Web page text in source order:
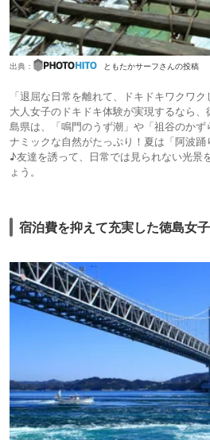
出典： ともたかサーフさんの投稿
「退屈な日常を離れて、ドキドキワクワ
大人女子のドキドキ体験が実現するなら
島県は、「鳴門のうず潮」や「祖谷のか
ナミックな自然がたっぷり！夏は「阿波
♪友達を誘って、日常では見られない光景
ょう。
宿泊費を抑えて充実した徳島女子